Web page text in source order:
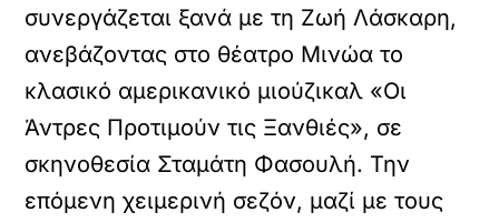
συνεργάζεται ξανά με τη Ζωή Λάσκαρη,
ανεβάζοντας στο θέατρο Μινώα το
κλασικό αμερικανικό μιούζικαλ «Οι
Άντρες Προτιμούν τις Ξανθιές», σε
σκηνοθεσία Σταμάτη Φασουλή. Την
επόμενη χειμερινή σεζόν, μαζί με τους